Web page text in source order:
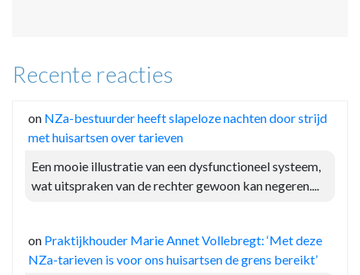
Recente reacties
on NZa-bestuurder heeft slapeloze nachten door strijd
met huisartsen over tarieven
Een mooie illustratie van een dysfunctioneel systeem,
wat uitspraken van de rechter gewoon kan negeren....
on Praktijkhouder Marie Annet Vollebregt: ‘Met deze
NZa-tarieven is voor ons huisartsen de grens bereikt’